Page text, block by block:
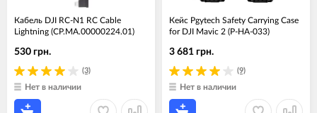
Кабель DJI RC-N1 RC Cable
Lightning (CP.MA.00000224.01)
(3)
530 грн.
Нет в наличии
Кейс Pgytech Safety Carrying Case
for DJI Mavic 2 (P-HA-033)
(9)
3 681 грн.
Нет в наличии